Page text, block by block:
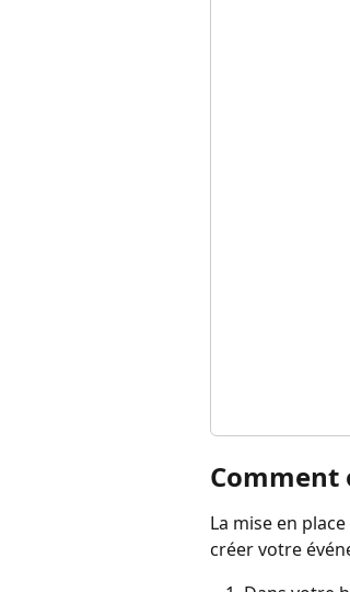
Comment
La mise en
créer votre